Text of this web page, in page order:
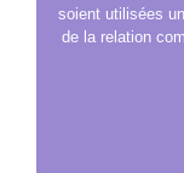
soient utilisées
de la relation